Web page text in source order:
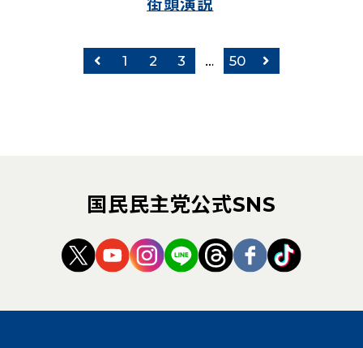
街頭演説
前のページ
1 2 3 … 50 次のページ
国民民主党公式SNS
（新しいタブで開く）
（新しいタブで開く）
（新しいタブで開く）
（新しいタブで開く）
（新しいタブで開
（新しいタブ
（新しい